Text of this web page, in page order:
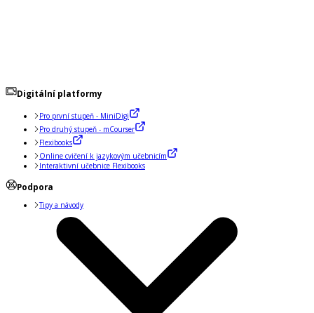
Digitální platformy
Pro první stupeň - MiniDigi
Pro druhý stupeň - mCourser
Flexibooks
Online cvičení k jazykovým učebnicím
Interaktivní učebnice Flexibooks
Podpora
Tipy a návody